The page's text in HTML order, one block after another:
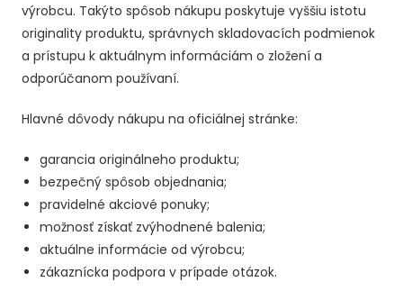
výrobcu. Takýto spôsob nákupu poskytuje vyššiu istotu
originality produktu, správnych skladovacích podmienok
a prístupu k aktuálnym informáciám o zložení a
odporúčanom používaní.
Hlavné dôvody nákupu na oficiálnej stránke:
garancia originálneho produktu;
bezpečný spôsob objednania;
pravidelné akciové ponuky;
možnosť získať zvýhodnené balenia;
aktuálne informácie od výrobcu;
zákaznícka podpora v prípade otázok.